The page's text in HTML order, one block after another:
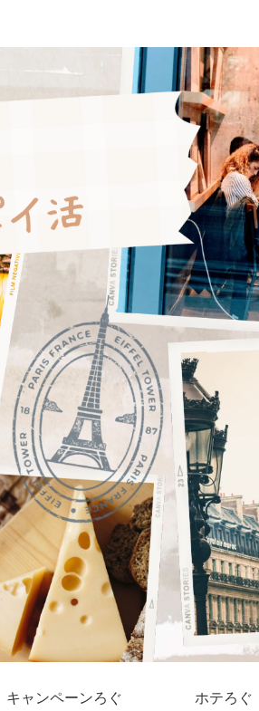
キャンペーンろぐ ホテろぐ